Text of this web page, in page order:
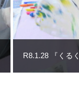
R8.1.28 『くる